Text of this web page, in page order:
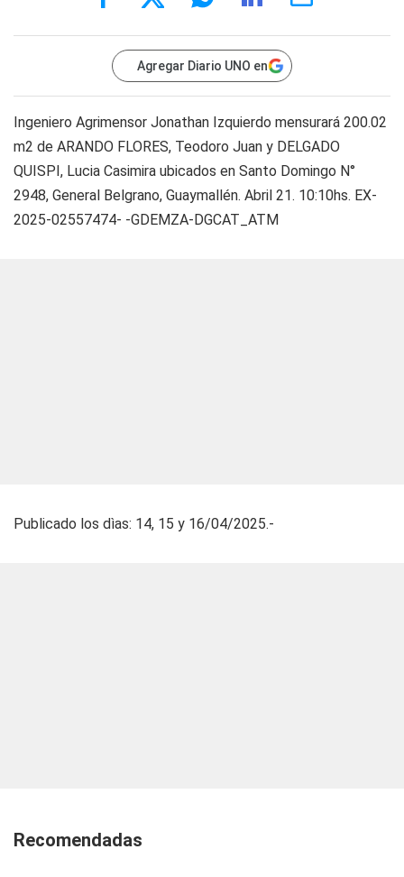
Agregar Diario UNO en
Ingeniero Agrimensor Jonathan Izquierdo mensurará 200.02
m2 de ARANDO FLORES, Teodoro Juan y DELGADO
QUISPI, Lucia Casimira ubicados en Santo Domingo N°
2948, General Belgrano, Guaymallén. Abril 21. 10:10hs. EX-
2025-02557474- -GDEMZA-DGCAT_ATM
Publicado los dìas: 14, 15 y 16/04/2025.-
Recomendadas